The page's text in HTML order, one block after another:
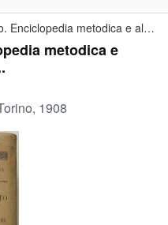
Il Digesto Italiano. Enciclopedia metodica e alfabetica di ...
metodica e
1908